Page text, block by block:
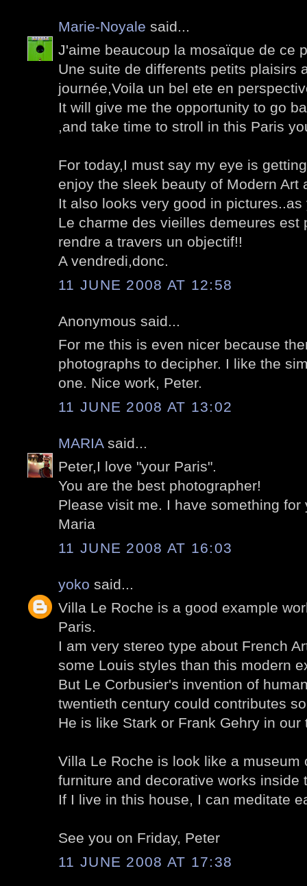
Marie-Noyale said...
J'aime beaucoup la mosaïque de ce
Une suite de differents petits plaisirs
journée,Voila un bel ete en
It will give me the opportunity to go
,and take time to stroll in this Paris
For today,I must say my eye is
enjoy the sleek beauty of Modern Art
It also looks very good in pictures..as
Le charme des vieilles demeures est
rendre a travers un objectif!!
A vendredi,donc.
11 JUNE 2008 AT 12:58
Anonymous said...
For me this is even nicer because
photographs to decipher. I like the
one. Nice work, Peter.
11 JUNE 2008 AT 13:02
MARIAsaid...
Peter,I love "your Paris".
You are the best photographer!
Please visit me. I have something for
Maria
11 JUNE 2008 AT 16:03
yoko said...
Villa Le Roche is a good example
Paris.
I am very stereo type about French
some Louis styles than this modern
But Le Corbusier's invention of
twentieth century could contributes
He is like Stark or Frank Gehry in our
Villa Le Roche is look like a museum
furniture and decorative works inside
If I live in this house, I can meditate
See you on Friday, Peter
11 JUNE 2008 AT 17:38